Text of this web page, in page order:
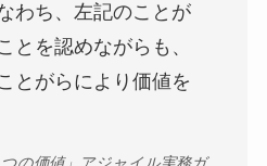
わち、左記のことが
とを認めながらも、
とがらにより価値を
つの価値」アジャイル実務ガ